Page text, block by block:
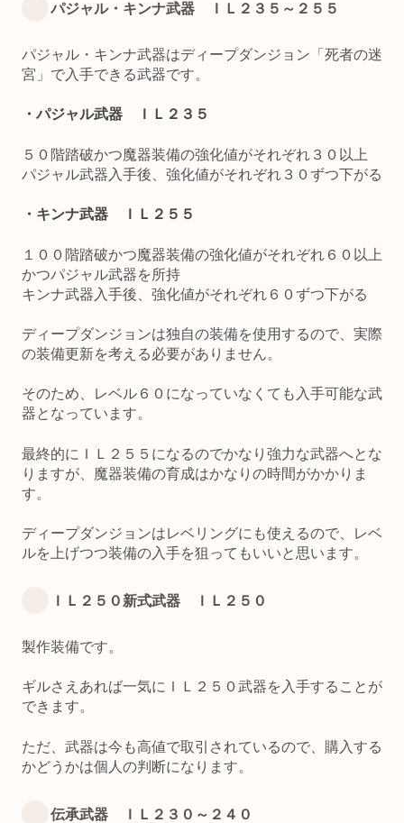
パジャル・キンナ武器 ＩＬ２３５～２５５
パジャル・キンナ武器はディープダンジョン「死者の迷
宮」で入手できる武器です。
・パジャル武器 ＩＬ２３５
５０階踏破かつ魔器装備の強化値がそれぞれ３０以上
パジャル武器入手後、強化値がそれぞれ３０ずつ下がる
・キンナ武器 ＩＬ２５５
１００階踏破かつ魔器装備の強化値がそれぞれ６０以上
かつパジャル武器を所持
キンナ武器入手後、強化値がそれぞれ６０ずつ下がる
ディープダンジョンは独自の装備を使用するので、実際
の装備更新を考える必要がありません。
そのため、レベル６０になっていなくても入手可能な武
器となっています。
最終的にＩＬ２５５になるのでかなり強力な武器へとな
りますが、魔器装備の育成はかなりの時間がかかりま
す。
ディープダンジョンはレベリングにも使えるので、レベ
ルを上げつつ装備の入手を狙ってもいいと思います。
ＩＬ２５０新式武器 ＩＬ２５０
製作装備です。
ギルさえあれば一気にＩＬ２５０武器を入手することが
できます。
ただ、武器は今も高値で取引されているので、購入する
かどうかは個人の判断になります。
伝承武器 ＩＬ２３０～２４０